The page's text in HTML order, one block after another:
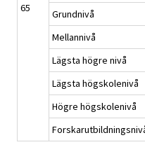
65
Grundnivå
Mellannivå
Lägsta högre nivå
Lägsta högskolenivå
Högre högskolenivå